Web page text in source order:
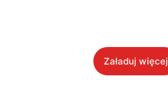
Załaduj więcej